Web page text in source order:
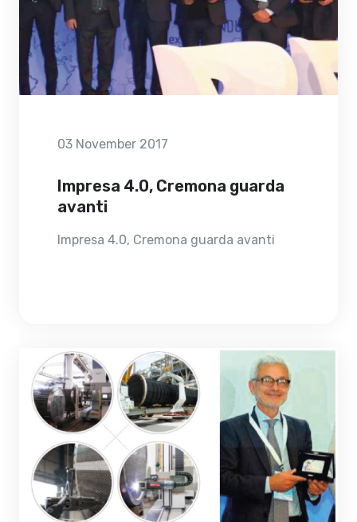
03 November 2017
Impresa 4.0, Cremona guarda
avanti
Impresa 4.0, Cremona guarda avanti